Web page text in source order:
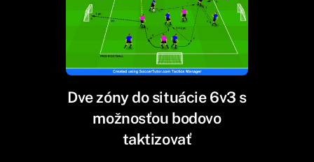
Dve zóny do situácie 6v3 s
možnosťou bodovo
taktizovať